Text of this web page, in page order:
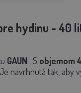
hydinu - 40
GAUN . S objemom
Je navrhnutá tak, aby